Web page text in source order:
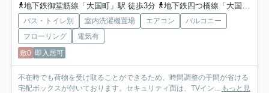
地下鉄御堂筋線「大国町」駅 徒歩3分
地下鉄四つ橋線「大国町」駅 徒歩3分
バス・トイレ別 室内洗濯機置場 エアコン
バルコニー
フローリング
電気有
敷0 即入居可
不在時でも荷物を受け取ることができるため、時間調整の手間が省ける
宅配ボックスが付いております。セキュリティ面は、TVイン...
もっと見